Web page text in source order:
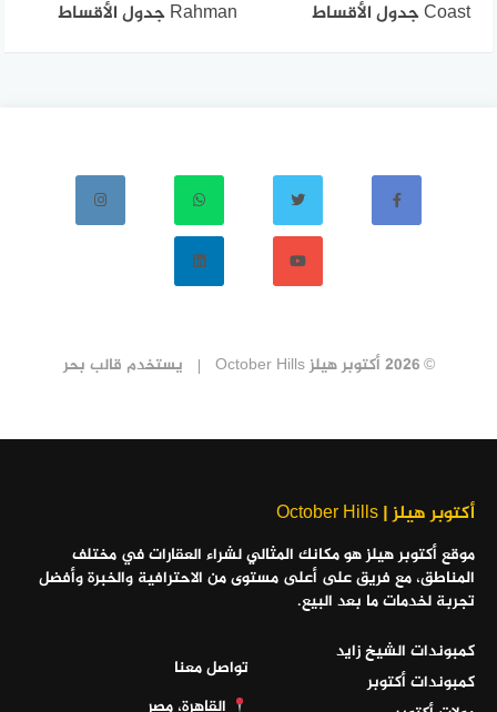
Coast جدول الأقساط
Rahman جدول الأقساط
© 2026 أكتوبر هيلز October Hills يستخدم قالب بحر
أكتوبر هيلز | October Hills
موقع أكتوبر هيلز هو مكانك المثالي لشراء العقارات في مختلف
المناطق، مع فريق على أعلى مستوى من الاحترافية والخبرة وأفضل
تجربة لخدمات ما بعد البيع.
كمبوندات الشيخ زايد
كمبوندات أكتوبر
تواصل معنا